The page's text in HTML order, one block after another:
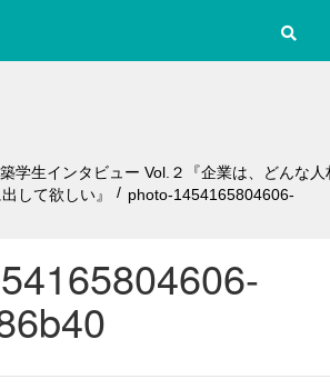
学生インタビュー Vol.２『企業は、どんな人
して欲しい』
photo-1454165804606-